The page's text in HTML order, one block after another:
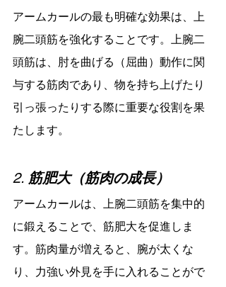
アームカールの最も明確な効果は、上
腕二頭筋を強化することです。上腕二
頭筋は、肘を曲げる（屈曲）動作に関
与する筋肉であり、物を持ち上げたり
引っ張ったりする際に重要な役割を果
たします。
2. 筋肥大（筋肉の成長）
アームカールは、上腕二頭筋を集中的
に鍛えることで、筋肥大を促進しま
す。筋肉量が増えると、腕が太くな
り、力強い外見を手に入れることがで